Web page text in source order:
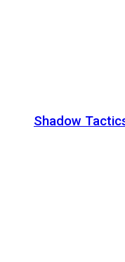
Shadow